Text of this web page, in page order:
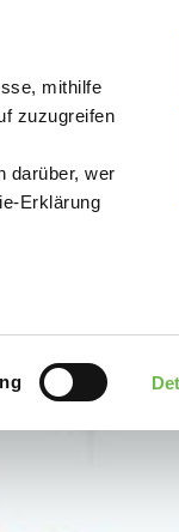
mithilfe
zuzugreifen
darüber, wer
Erklärung
Medien
uns in
Suche